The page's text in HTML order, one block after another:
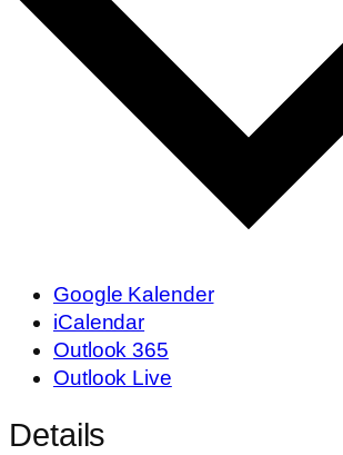
Google Kalender
iCalendar
Outlook 365
Outlook Live
Details